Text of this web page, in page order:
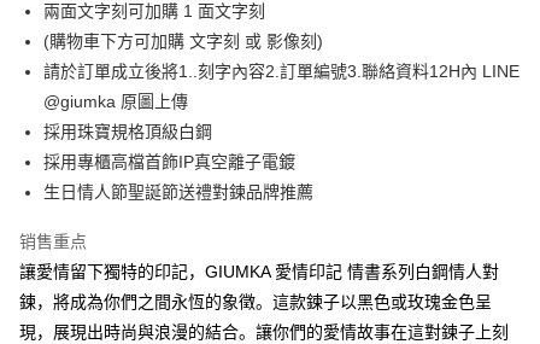
联邦商业银行
元大商业银行
永丰商业银行
玉山商业银行
星展（台湾）商业银行
台新国际商业银行
台湾乐天信用卡公司
台湾中小企业银行
汇丰（台湾）商业银行
华泰商业银行
联邦商业银行
远东国际商业银行
元大商业银行
永丰商业银行
玉山商业银行
台新国际商业银行
台湾乐天信用卡公司
国泰世华商业银行
台湾中小企业银行
台中商业银行
汇丰（台湾）商业银行
华泰商业银行
联邦商业银行
元大商业银行
玉山商业银行
台新国际商业银行
中国信托商业银行
台湾乐天信用卡公司
兆丰国际商业银行
台湾中小企业银行
台中商业银行
汇丰（台湾）商业银行
华泰商业银行
远东国际商业银行
永丰商业银行
玉山商业银行
星展（台湾）商业银行
台新国际商业银行
中国信托商业银行
台湾乐天信用卡公司
LINE Pay
Apple Pay
悠遊付
Plus PAY
AFTEE先享后付
相关说明
兩面文字刻可加購 1 面文字刻
(購物車下方可加購 文字刻 或 影像刻)
請於訂單成立後將1..刻字內容2.訂單編號3.聯絡資料12H內 LINE
@giumka 原圖上傳
採用珠寶規格頂級白鋼
採用專櫃高檔首飾IP真空離子電鍍
生日情人節聖誕節送禮對鍊品牌推薦
销售重点
讓愛情留下獨特的印記，GIUMKA 愛情印記 情書系列白鋼情人對
鍊，將成為你們之間永恆的象徵。這款鍊子以黑色或玫瑰金色呈
現，展現出時尚與浪漫的結合。讓你們的愛情故事在這對鍊子上刻